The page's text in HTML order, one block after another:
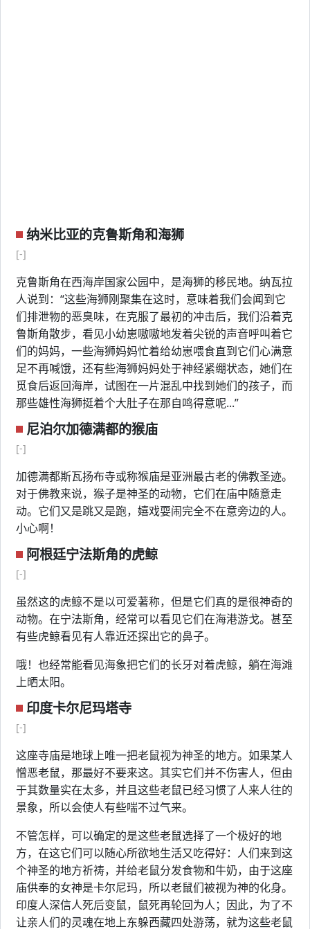
纳米比亚的克鲁斯角和海狮
[-]
克鲁斯角在西海岸国家公园中，是海狮的移民地。纳瓦拉
人说到：“这些海狮刚聚集在这时，意味着我们会闻到它
们排泄物的恶臭味，在克服了最初的冲击后，我们沿着克
鲁斯角散步，看见小幼崽嗷嗷地发着尖锐的声音呼叫着它
们的妈妈，一些海狮妈妈忙着给幼崽喂食直到它们心满意
足不再喊饿，还有些海狮妈妈处于神经紧绷状态，她们在
觅食后返回海岸，试图在一片混乱中找到她们的孩子，而
那些雄性海狮挺着个大肚子在那自鸣得意呢...”
尼泊尔加德满都的猴庙
[-]
加德满都斯瓦扬布寺或称猴庙是亚洲最古老的佛教圣迹。
对于佛教来说，猴子是神圣的动物，它们在庙中随意走
动。它们又是跳又是跑，嬉戏耍闹完全不在意旁边的人。
小心啊！
阿根廷宁法斯角的虎鲸
[-]
虽然这的虎鲸不是以可爱著称，但是它们真的是很神奇的
动物。在宁法斯角，经常可以看见它们在海港游戈。甚至
有些虎鲸看见有人靠近还探出它的鼻子。
哦！也经常能看见海象把它们的长牙对着虎鲸，躺在海滩
上晒太阳。
印度卡尔尼玛塔寺
[-]
这座寺庙是地球上唯一把老鼠视为神圣的地方。如果某人
憎恶老鼠，那最好不要来这。其实它们并不伤害人，但由
于其数量实在太多，并且这些老鼠已经习惯了人来人往的
景象，所以会使人有些喘不过气来。
不管怎样，可以确定的是这些老鼠选择了一个极好的地
方，在这它们可以随心所欲地生活又吃得好：人们来到这
个神圣的地方祈祷，并给老鼠分发食物和牛奶，由于这座
庙供奉的女神是卡尔尼玛，所以老鼠们被视为神的化身。
印度人深信人死后变鼠，鼠死再轮回为人；因此，为了不
让亲人们的灵魂在地上东躲西藏四处游荡，就为这些老鼠